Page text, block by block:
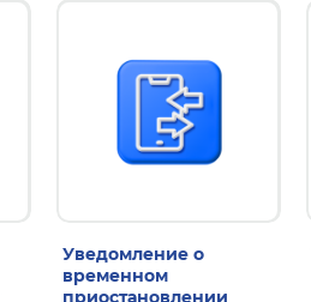
Уведомление о
временном
приостановлении